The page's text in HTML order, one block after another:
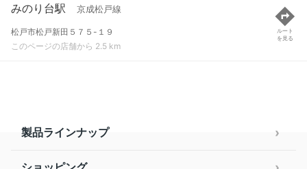
みのり台駅 京成松戸線
松戸市松戸新田５７５-１９
このページの店舗から 2.5 km
ルート
を見る
製品ラインナップ